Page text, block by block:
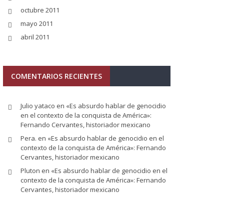
octubre 2011
mayo 2011
abril 2011
COMENTARIOS RECIENTES
Julio yataco en «Es absurdo hablar de genocidio
en el contexto de la conquista de América»:
Fernando Cervantes, historiador mexicano
Pera. en «Es absurdo hablar de genocidio en el
contexto de la conquista de América»: Fernando
Cervantes, historiador mexicano
Pluton en «Es absurdo hablar de genocidio en el
contexto de la conquista de América»: Fernando
Cervantes, historiador mexicano